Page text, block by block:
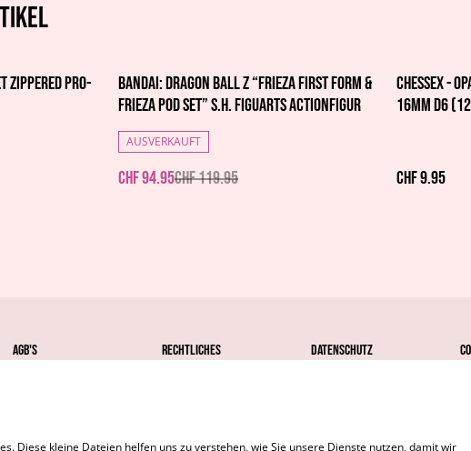
PRO-
%
Bandai: Dragon Ball Z “Frieza First Form &
Frieza Pod Set” S.H. Figuarts Actionfigur
AUSVERKAUFT
CHF 94.95CHF 119.95
Chessex -
16mm d6
CHF 9.95
AGB's Rechtliches Datenschutz
Diese kleine Dateien helfen uns zu verstehen, wie Sie unsere Dienste nutzen, damit wir